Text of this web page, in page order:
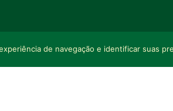
de navegação e identificar suas